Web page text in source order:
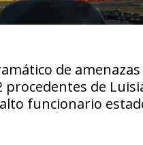
de
de
funcionario